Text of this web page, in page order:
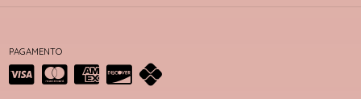
PAGAMENTO